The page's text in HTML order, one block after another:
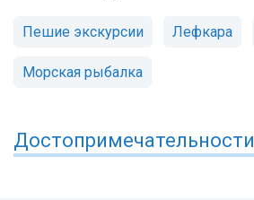
Пешие экскурсии Лефкара
Морская рыбалка
Достопримечательности